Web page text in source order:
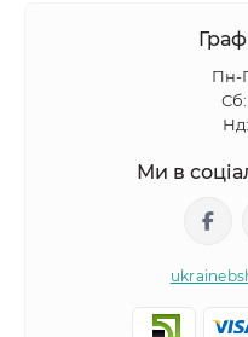
Пн-
Сб:
Нд:
Ми в